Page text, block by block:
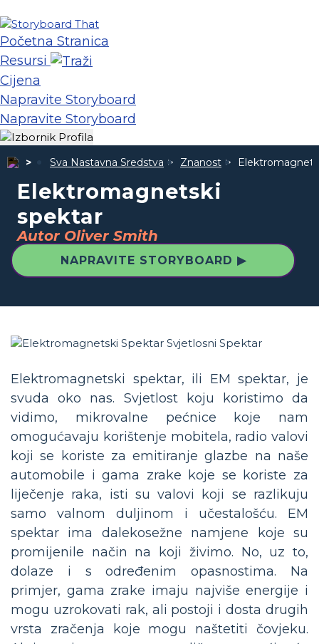
Početna Stranica
Resursi
Cijena
Napravite Storyboard
Napravite Storyboard
Sva Nastavna Sredstva Znanost
Elektromagnetski
spektar
Autor Oliver Smith
NAPRAVITE STORYBOARD ▶
Elektromagnetski spektar, ili EM spektar, je
svuda oko nas. Svjetlost koju koristimo da
vidimo, mikrovalne pećnice koje nam
omogućavaju korištenje mobitela, radio valovi
koji se koriste za emitiranje glazbe na naše
automobile i gama zrake koje se koriste za
liječenje raka, isti su valovi koji se razlikuju
samo valnom duljinom i učestalošću. EM
spektar ima dalekosežne namjene koje su
promijenile način na koji živimo. No, uz to,
dolaze i s određenim opasnostima. Na
primjer, gama zrake imaju najviše energije i
mogu uzrokovati rak, ali postoji i dosta drugih
vrsta zračenja koje mogu naštetiti čovjeku.